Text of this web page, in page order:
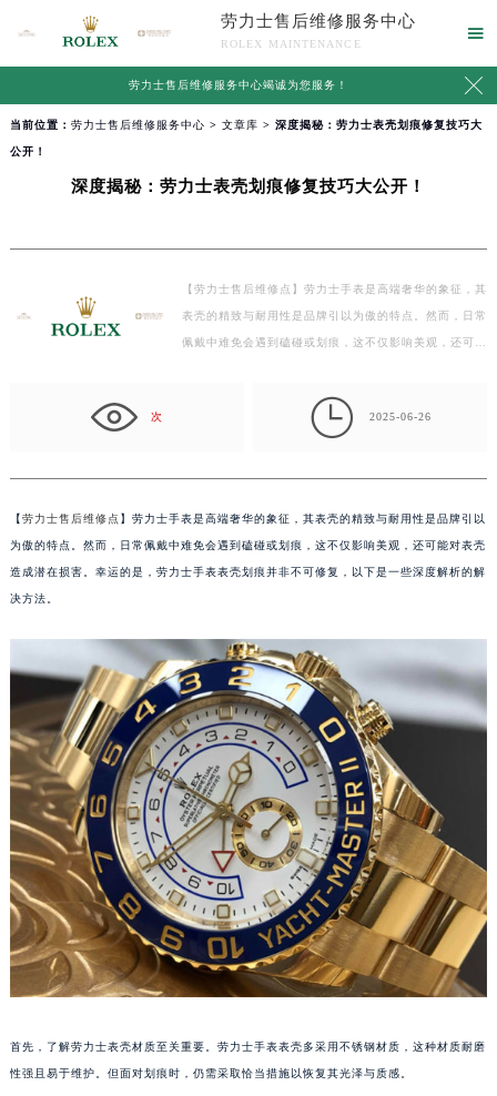
劳力士售后维修服务中心
ROLEX MAINTENANCE

劳力士售后维修服务中心竭诚为您服务！ 
当前位置： 劳力士售后维修服务中心 > 文章库 > 深度揭秘：劳力士表壳划痕修复技巧大
公开！
深度揭秘：劳力士表壳划痕修复技巧大公开！
【劳力士售后维修点】劳力士手表是高端奢华的象征，其
表壳的精致与耐用性是品牌引以为傲的特点。然而，日常
佩戴中难免会遇到磕碰或划痕，这不仅影响美观，还可
次  2025-06-26
【劳力士售后维修点 】劳力士手表是高端奢华的象征，其表壳的精致与耐用性是品牌引以
为傲的特点。然而，日常佩戴中难免会遇到磕碰或划痕，这不仅影响美观，还可能对表壳
造成潜在损害。幸运的是，劳力士手表表壳划痕并非不可修复，以下是一些深度解析的解
决方法。
首先，了解劳力士表壳材质至关重要。劳力士手表表壳多采用不锈钢材质，这种材质耐磨
性强且易于维护。但面对划痕时，仍需采取恰当措施以恢复其光泽与质感。